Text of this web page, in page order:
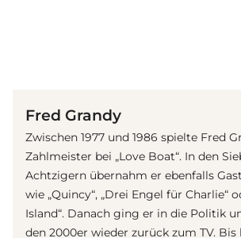
Fred Grandy
Zwischen 1977 und 1986 spielte Fred
Zahlmeister bei „Love Boat“. In den
Achtzigern übernahm er ebenfalls
wie „Quincy“, „Drei Engel für Charlie“
Island“. Danach ging er in die Politik
den 2000er wieder zurück zum TV.